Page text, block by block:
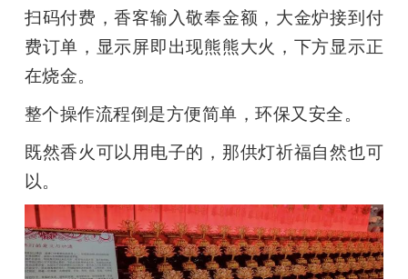
搞
扫码付费，香客输入敬奉金额，大金炉接到付
费订单，显示屏即出现熊熊大火，下方显示正
在烧金。
整个操作流程倒是方便简单，环保又安全。
既然香火可以用电子的，那供灯祈福自然也可
以。